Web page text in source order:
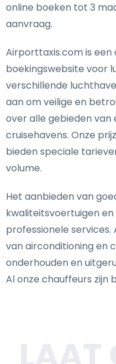
online boeken tot 3
aanvraag.
Airporttaxis.com is
boekingswebsite voor
verschillende
aan om veilige en
over alle gebieden van
cruisehavens. Onze
bieden speciale
volume.
Het aanbieden van
kwaliteitsvoertuigen
professionele services.
van airconditioning en
onderhouden en
Al onze chauffeurs zijn